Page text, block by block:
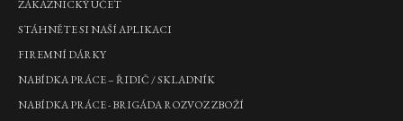
ZÁKAZNICKÝ ÚČET
STÁHNĚTE SI NAŠÍ APLIKACI
FIREMNÍ DÁRKY
NABÍDKA PRÁCE – ŘIDIČ / SKLADNÍK
NABÍDKA PRÁCE - BRIGÁDA ROZVOZ ZBOŽÍ